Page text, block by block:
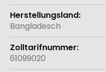
Bangladesch
61099020